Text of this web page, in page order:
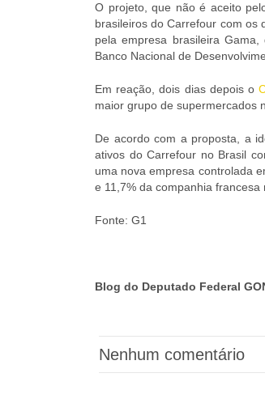
O projeto, que não é aceito
brasileiros do Carrefour com os
pela empresa brasileira
Banco Nacional de
Em reação, dois dias depois o
maior grupo de supermercados
De acordo com a proposta, a
ativos do Carrefour no Brasil
uma nova empresa controlada
e 11,7% da companhia
Fonte: G1
Blog do Deputado Federal
Nenhum comentário